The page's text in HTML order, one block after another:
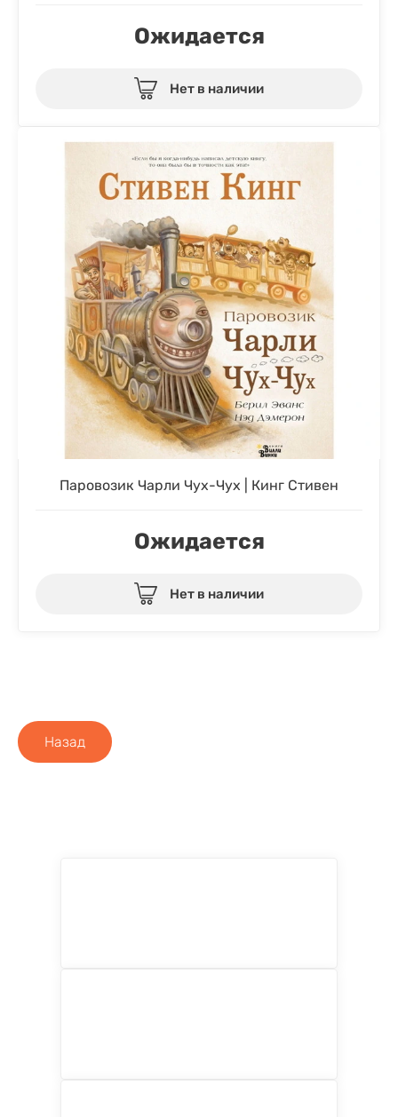
Ожидается
Нет в наличии
Паровозик Чарли Чух-Чух | Кинг Стивен
Ожидается
Нет в наличии
Назад